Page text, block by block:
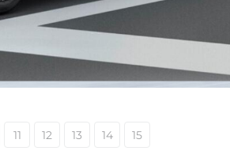
11 12 13 14 15